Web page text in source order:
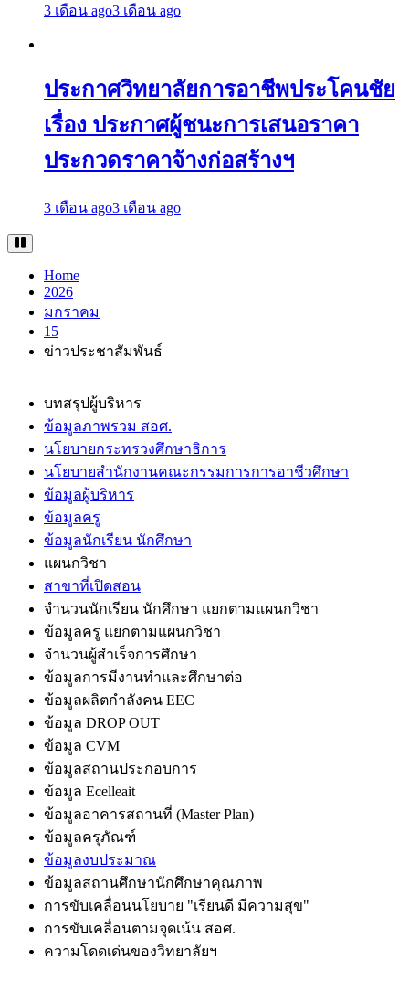
3 เดือน ago3 เดือน ago
ประกาศวิทยาลัยการอาชีพประโคนชัย
เรื่อง ประกาศผู้ชนะการเสนอราคา
ประกวดราคาจ้างก่อสร้างฯ
3 เดือน ago3 เดือน ago
Home
2026
มกราคม
15
ข่าวประชาสัมพันธ์
บทสรุปผู้บริหาร
ข้อมูลภาพรวม สอศ.
นโยบายกระทรวงศึกษาธิการ
นโยบายสำนักงานคณะกรรมการการอาชีวศึกษา
ข้อมูลผู้บริหาร
ข้อมูลครู
ข้อมูลนักเรียน นักศึกษา
แผนกวิชา
สาขาที่เปิดสอน
จำนวนนักเรียน นักศึกษา แยกตามแผนกวิชา
ข้อมูลครู แยกตามแผนกวิชา
จำนวนผู้สำเร็จการศึกษา
ข้อมูลการมีงานทำและศึกษาต่อ
ข้อมูลผลิตกำลังคน EEC
ข้อมูล DROP OUT
ข้อมูล CVM
ข้อมูลสถานประกอบการ
ข้อมูล Ecelleait
ข้อมูลอาคารสถานที่ (Master Plan)
ข้อมูลครุภัณฑ์
ข้อมูลงบประมาณ
ข้อมูลสถานศึกษานักศึกษาคุณภาพ
การขับเคลื่อนนโยบาย "เรียนดี มีความสุข"
การขับเคลื่อนตามจุดเน้น สอศ.
ความโดดเด่นของวิทยาลัยฯ